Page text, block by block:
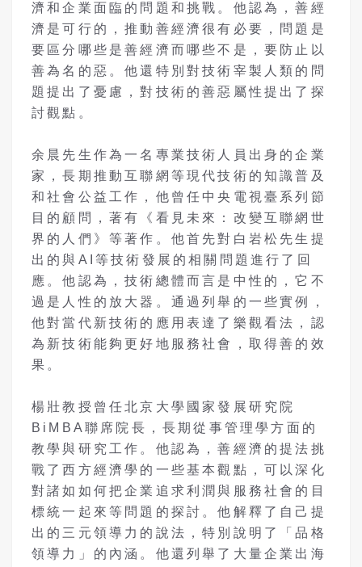
濟和企業面臨的問題和挑戰。他認為，善經
濟是可行的，推動善經濟很有必要，問題是
要區分哪些是善經濟而哪些不是，要防止以
善為名的惡。他還特別對技術宰製人類的問
題提出了憂慮，對技術的善惡屬性提出了探
討觀點。
余晨先生作為一名專業技術人員出身的企業
家，長期推動互聯網等現代技術的知識普及
和社會公益工作，他曾任中央電視臺系列節
目的顧問，著有《看見未來：改變互聯網世
界的人們》等著作。他首先對白岩松先生提
出的與AI等技術發展的相關問題進行了回
應。他認為，技術總體而言是中性的，它不
過是人性的放大器。通過列舉的一些實例，
他對當代新技術的應用表達了樂觀看法，認
為新技術能夠更好地服務社會，取得善的效
果。
楊壯教授曾任北京大學國家發展研究院
BiMBA聯席院長，長期從事管理學方面的
教學與研究工作。他認為，善經濟的提法挑
戰了西方經濟學的一些基本觀點，可以深化
對諸如如何把企業追求利潤與服務社會的目
標統一起來等問題的探討。他解釋了自己提
出的三元領導力的說法，特別說明了「品格
領導力」的內涵。他還列舉了大量企業出海